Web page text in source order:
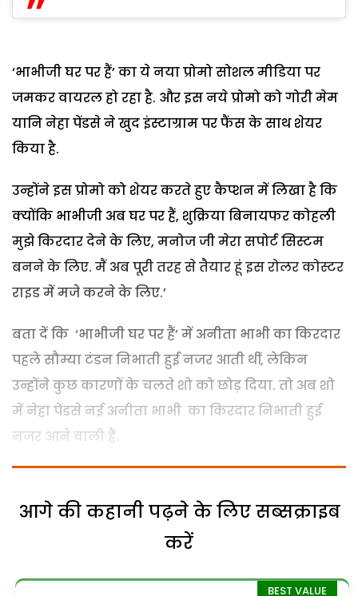
‘भाभीजी घर पर हैं’ का ये नया प्रोमो सोशल मीडिया पर
जमकर वायरल हो रहा है. और इस नये प्रोमो को गोरी मेम
यानि नेहा पेंडसे ने खुद इंस्टाग्राम पर फैंस के साथ शेयर
किया है.
उन्होंने इस प्रोमो को शेयर करते हुए कैप्शन में लिखा है कि
क्योंकि भाभीजी अब घर पर हैं, शुक्रिया बिनायफर कोहली
मुझे किरदार देने के लिए, मनोज जी मेरा सपोर्ट सिस्टम
बनने के लिए. मैं अब पूरी तरह से तैयार हूं इस रोलर कोस्टर
राइड में मजे करने के लिए.’
बता दें कि ‘भाभीजी घर पर हैं’ में अनीता भाभी का किरदार
पहले सौम्या टंडन निभाती हुई नजर आती थीं, लेकिन
उन्होंने कुछ कारणों के चलते शो को छोड़ दिया. तो अब शो
में नेहा पेंडसे नई अनीता भाभी का किरदार निभाती हुई
नजर आने वाली हैं.
आगे की कहानी पढ़ने के लिए सब्सक्राइब
करें